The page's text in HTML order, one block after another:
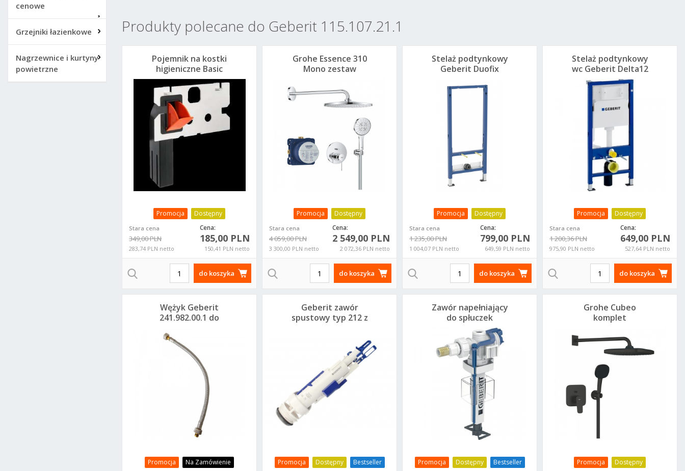
cenowe
Grzejniki łazienkowe
Nagrzewnice i kurtyny
powietrzne
Produkty polecane do Geberit 115.107.21.1
Promocja Dostępny
Stara cena
349,00 PLN
283,74 PLN netto
Cena:
185,00 PLN
150,41 PLN netto
Pojemnik na kostki
higieniczne Basic
Fresh Delta SP100
do koszyka
Promocja Dostępny
Stara cena
4 059,00 PLN
3 300,00 PLN netto
Cena:
2 549,00 PLN
2 072,36 PLN netto
Grohe Essence 310
Mono zestaw
25287000 chrom
do koszyka
Promocja Dostępny
Stara cena
1 235,00 PLN
1 004,07 PLN netto
Cena:
799,00 PLN
649,59 PLN netto
Stelaż podtynkowy
Geberit Duofix
bidetu 111.534.00.2
do koszyka
Promocja Dostępny
Stara cena
1 200,36 PLN
975,90 PLN netto
Cena:
649,00 PLN
527,64 PLN netto
Stelaż podtynkowy
wc Geberit Delta12
UP100 ze
wspornikami
111170001
do koszyka
Promocja Na Zamówienie
Wężyk Geberit
241.982.00.1 do
Promocja Dostępny Bestseller
Geberit zawór
spustowy typ 212 z
Promocja Dostępny Bestseller
Zawór napełniający
do spłuczek
podtynkowych
Geberit
240.700.00.5
Promocja Dostępny
Grohe Cubeo
komplet
podtynkowy
deszczownia 250
1053362430 czarny
mat